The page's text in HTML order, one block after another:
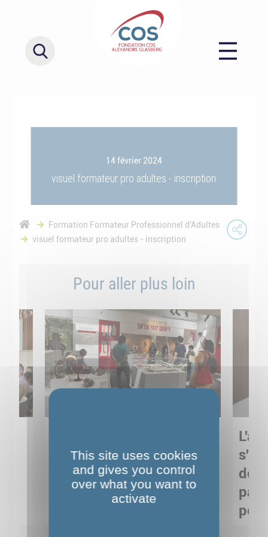
14 février 2024
visuel formateur pro adultes - inscription
Formation Formateur Professionnel d'Adultes
visuel formateur pro adultes - inscription
Pour aller plus loin
Musée de Préhistoire de
Nemours : apprendre
autrement grâce à la
de
This site uses cookies
and gives you control
over what you want to
activate